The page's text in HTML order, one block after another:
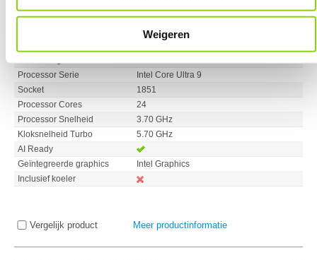
Weigeren
Processor Serie
Intel Core Ultra 9
Socket
1851
Processor Cores
24
Processor Snelheid
3.70 GHz
Kloksnelheid Turbo
5.70 GHz
AI Ready
Geïntegreerde graphics
Intel Graphics
Inclusief koeler
Vergelijk product Meer productinformatie